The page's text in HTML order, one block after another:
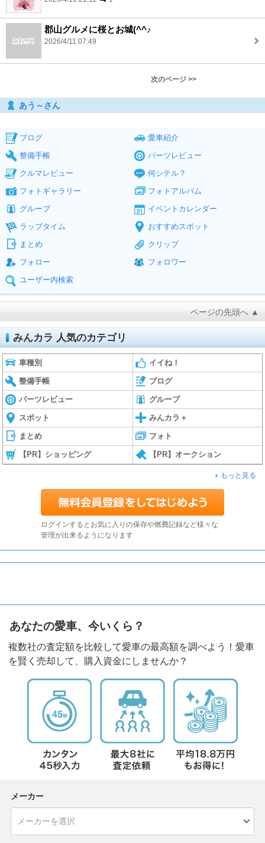
郡山グルメに桜とお城(^^♪
2026/4/11 07:49
次のページ >>
あう～さん
ブログ
愛車紹介
整備手帳
パーツレビュー
クルマレビュー
何シテル？
フォトギャラリー
フォトアルバム
グループ
イベントカレンダー
ラップタイム
おすすめスポット
まとめ
クリップ
フォロー
フォロワー
ユーザー内検索
ページの先頭へ ▲
みんカラ 人気のカテゴリ
車種別 イイね！
整備手帳 ブログ
パーツレビュー グループ
スポット みんカラ＋
まとめ フォト
【PR】ショッピング 【PR】オークション
もっと見る
ログインするとお気に入りの保存や燃費記録など様々な
管理が出来るようになります
あなたの愛車、今いくら？
複数社の査定額を比較して愛車の最高額を調べよう！愛車
を賢く売却して、購入資金にしませんか？
メーカー